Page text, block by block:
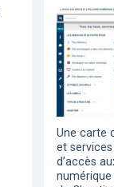
Une carte
et
d’accès